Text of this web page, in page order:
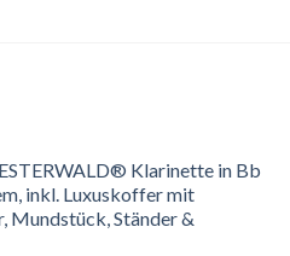
Klarinette in Bb
inkl. Luxuskoffer mit
Mundstück, Ständer &